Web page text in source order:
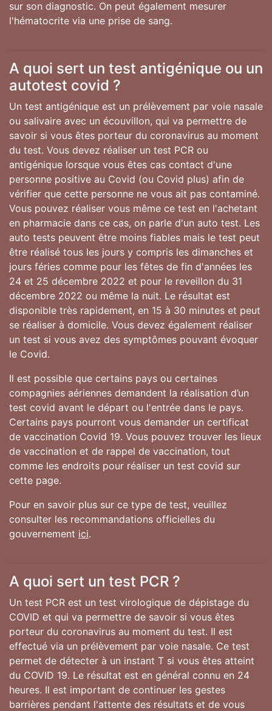
sur son diagnostic. On peut également mesurer
l'hématocrite via une prise de sang.
A quoi sert un test antigénique ou un
autotest covid ?
Un test antigénique est un prélèvement par voie nasale
ou salivaire avec un écouvillon, qui va permettre de
savoir si vous êtes porteur du coronavirus au moment
du test. Vous devez réaliser un test PCR ou
antigénique lorsque vous êtes cas contact d'une
personne positive au Covid (ou Covid plus) afin de
vérifier que cette personne ne vous ait pas contaminé.
Vous pouvez réaliser vous même ce test en l'achetant
en pharmacie dans ce cas, on parle d'un auto test. Les
auto tests peuvent être moins fiables mais le test peut
être réalisé tous les jours y compris les dimanches et
jours féries comme pour les fêtes de fin d'années les
24 et 25 décembre 2022 et pour le reveillon du 31
décembre 2022 ou même la nuit. Le résultat est
disponible très rapidement, en 15 à 30 minutes et peut
se réaliser à domicile. Vous devez également réaliser
un test si vous avez des symptômes pouvant évoquer
le Covid.
Il est possible que certains pays ou certaines
compagnies aériennes demandent la réalisation d’un
test covid avant le départ ou l'entrée dans le pays.
Certains pays pourront vous demander un certificat
de vaccination Covid 19. Vous pouvez trouver les lieux
de vaccination et de rappel de vaccination, tout
comme les endroits pour réaliser un test covid sur
cette page.
Pour en savoir plus sur ce type de test, veuillez
consulter les recommandations officielles du
gouvernement ici.
A quoi sert un test PCR ?
Un test PCR est un test virologique de dépistage du
COVID et qui va permettre de savoir si vous êtes
porteur du coronavirus au moment du test. Il est
effectué via un prélèvement par voie nasale. Ce test
permet de détecter à un instant T si vous êtes atteint
du COVID 19. Le résultat est en général connu en 24
heures. Il est important de continuer les gestes
barrières pendant l'attente des résultats et de vous